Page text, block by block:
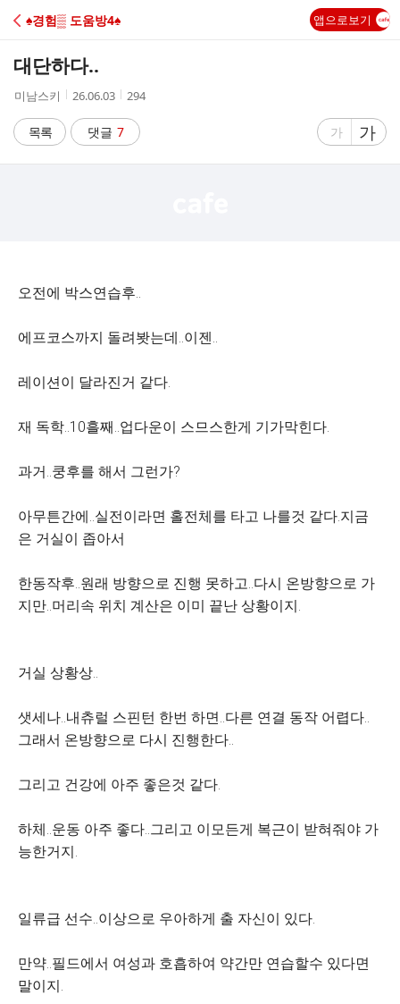
C
A
♠경험▒ 도움방4♠ 앱으로보기
대단하다..
작
자
미남스키
작
시
간
26.06.03
조
수
294
목록 댓글 7
글
가
글
자
가
오전에 박스연습후..
에프코스까지 돌려봣는데..이젠..
레이션이 달라진거 같다.
재 독학..10흘째..업다운이 스므스한게 기가막힌다.
과거..쿵후를 해서 그런가?
아무튼간에..실전이라면 홀전체를 타고 나를것 같다.지금
은 거실이 좁아서
한동작후..원래 방향으로 진행 못하고..다시 온방향으로 가
지만..머리속 위치 계산은 이미 끝난 상황이지.
거실 상황상..
샛세나..내츄럴 스핀턴 한번 하면..다른 연결 동작 어렵다..
그래서 온방향으로 다시 진행한다..
그리고 건강에 아주 좋은것 같다.
하체..운동 아주 좋다..그리고 이모든게 복근이 받혀줘야 가
능한거지.
일류급 선수..이상으로 우아하게 출 자신이 있다.
만약..필드에서 여성과 호흡하여 약간만 연습할수 있다면
말이지.